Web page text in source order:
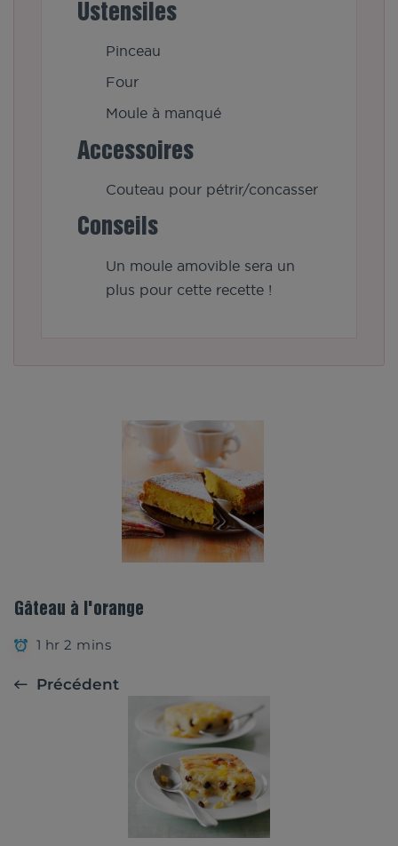
Ustensiles
Pinceau
Four
Moule à manqué
Accessoires
Couteau pour pétrir/concasser
Conseils
Un moule amovible sera un
plus pour cette recette !
Gâteau à l'orange
1 hr 2 mins
Précédent